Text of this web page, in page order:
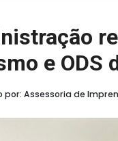
e ODS
por: Assessoria de